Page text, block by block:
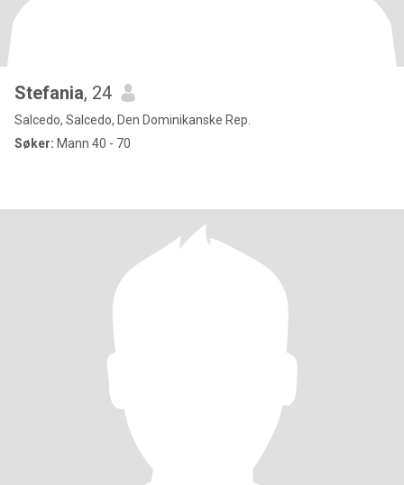
Stefania, 24
Salcedo, Salcedo, Den Dominikanske Rep.
Søker: Mann 40 - 70